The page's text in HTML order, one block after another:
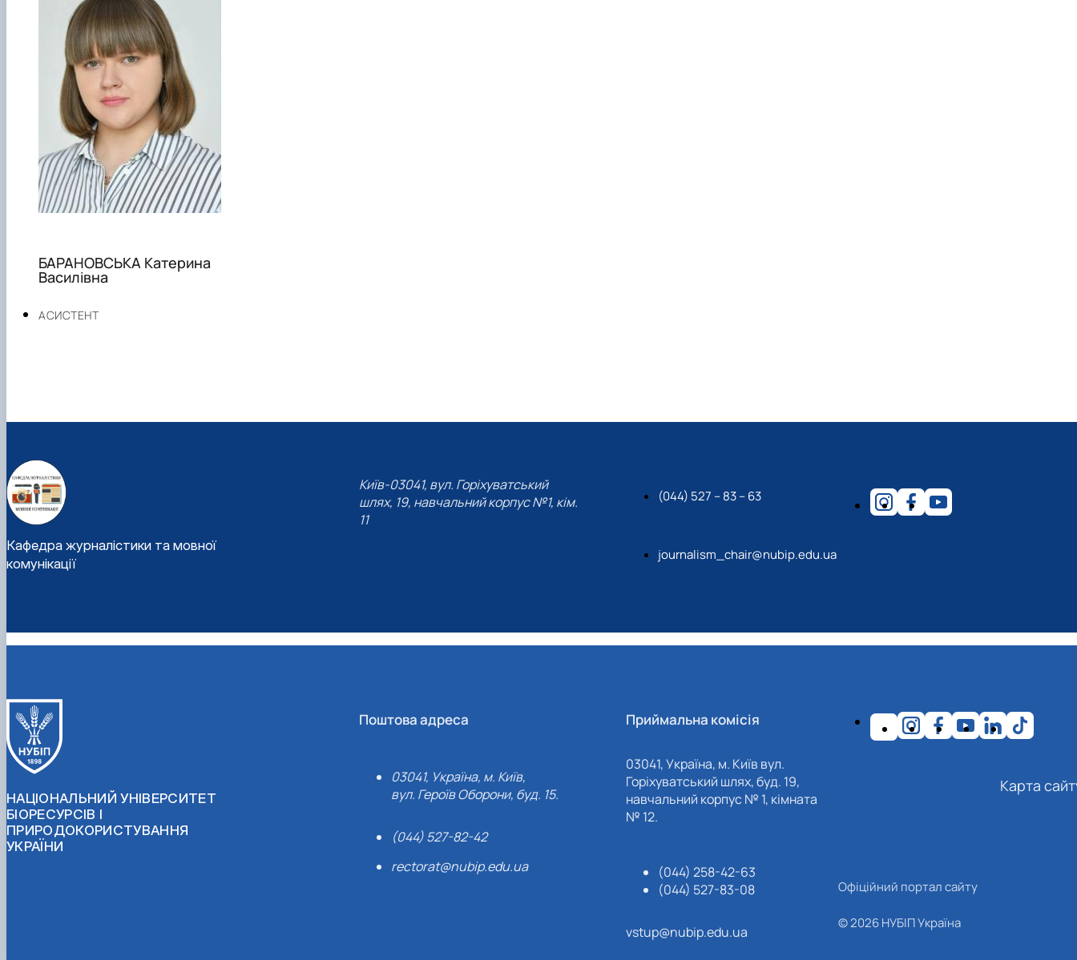
АСИСТЕНТ
БАРАНОВСЬКА Катерина
Василівна
Кафедра журналістики та мовної
комунікації
Київ-03041, вул. Горіхуватський
шлях, 19, навчальний корпус №1, кім.
11
(044) 527 – 83 – 63
journalism_chair@nubip.edu.ua
НАЦІОНАЛЬНИЙ УНІВЕРСИТЕТ
БІОРЕСУРСІВ І
ПРИРОДОКОРИСТУВАННЯ
УКРАЇНИ
Поштова адреса
03041, Україна, м. Київ,
вул. Героїв Оборони, буд. 15.
(044) 527-82-42
rectorat@nubip.edu.ua
Приймальна комісія
03041, Україна, м. Київ вул.
Горіхуватський шлях, буд. 19,
навчальний корпус № 1, кімната
№ 12.
(044) 258-42-63
(044) 527-83-08
vstup@nubip.edu.ua
Карта
Офіційний портал сайту
© 2026 НУБІП Україна